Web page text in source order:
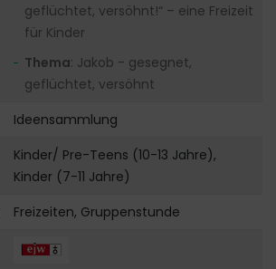
geflüchtet, versöhnt!“ – eine Freizeit
für Kinder
Thema: Jakob - gesegnet,
geflüchtet, versöhnt
Ideensammlung
Kinder/ Pre-Teens (10-13 Jahre),
Kinder (7-11 Jahre)
Freizeiten, Gruppenstunde